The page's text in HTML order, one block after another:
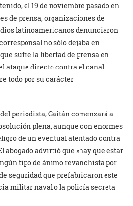
el 19 de noviembre pasado en
de prensa, organizaciones de
latinoamericanos denunciaron
no sólo dejaba en
sufre la libertad de prensa en
ataque directo contra el canal
todo por su carácter
periodista, Gaitán comenzará a
plena, aunque con enormes
de un eventual atentado contra
abogado advirtió que »hay que estar
tipo de ánimo revanchista por
seguridad que prefabricaron este
militar naval o la policía secreta